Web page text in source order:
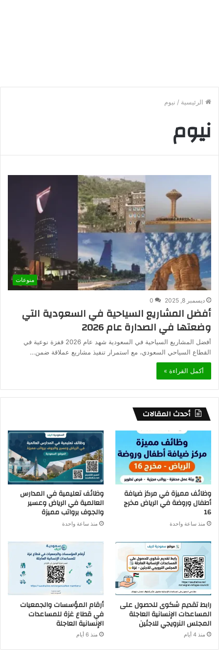
الرئيسية / نيوم
نيوم
منوعات
ديسمبر 8, 2025 0
أفضل المشاريع السياحية في السعودية التي
وضعتها في الصدارة عام 2026
أفضل المشاريع السياحية في السعودية شهد عام 2026 قفزة نوعية في
القطاع السياحي السعودي، مع استمرار تنفيذ مشاريع عملاقة ضمن…
أكمل القراءة »
أحدث المقالات
وظائف مميزة في مركز ضيافة
أطفال وروضة في الرياض مخرج
16
منذ ساعة واحدة
وظائف تعليمية في المدارس
العالمية في الرياض وعسير
والجوف برواتب مميزة
منذ ساعة واحدة
رابط تقديم شكوى للحصول على
المساعدات الإنسانية العاجلة
المجلس النرويجي للاجئين
منذ 4 أيام
أرقام المؤسسات والجمعيات
في قطاع غزة للمساعدات
الإنسانية العاجلة
منذ 6 أيام